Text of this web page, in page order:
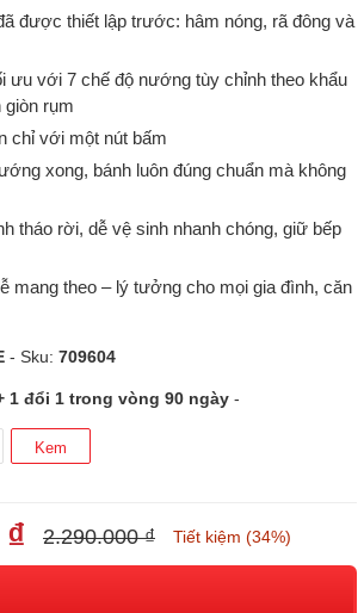
được thiết lập trước: hâm nóng, rã đông và
ưu với 7 chế độ nướng tùy chỉnh theo khẩu
giòn rụm
chỉ với một nút bấm
xong, bánh luôn đúng chuẩn mà không
tháo rời, dễ vệ sinh nhanh chóng, giữ bếp
mang theo – lý tưởng cho mọi gia đình, căn
- Sku: 709604
1 đổi 1 trong vòng 90 ngày -
Kem
2.290.000 ₫ Tiết kiệm (34%)